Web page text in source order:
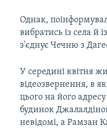
Однак,
вибратись із села й
з'єднує Чечню з
У середині квітня
відеозвернення, в
цього на його
будинок
невідомі, а Рамзан